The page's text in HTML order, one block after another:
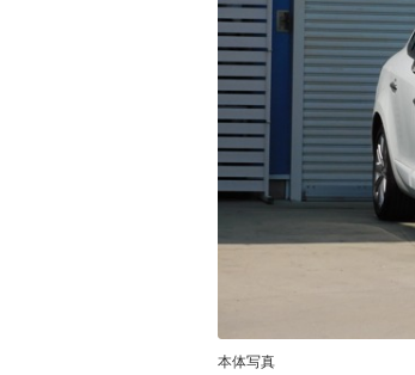
本体写真